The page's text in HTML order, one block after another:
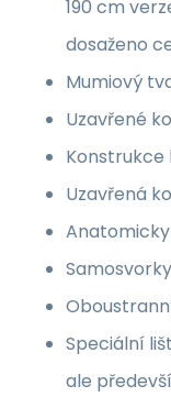
190 cm
dosaženo
Mumiový
Uzavřené
Konstrukce
Uzavřená
Speciální
ale